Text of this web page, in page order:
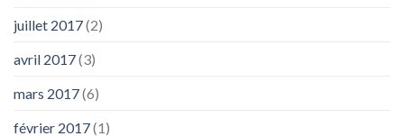
juillet 2017(2)
avril 2017(3)
mars 2017(6)
février 2017(1)